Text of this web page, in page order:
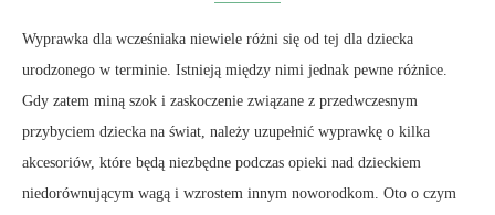
Wyprawka dla wcześniaka niewiele różni się od tej dla dziecka
urodzonego w terminie. Istnieją między nimi jednak pewne różnice.
Gdy zatem miną szok i zaskoczenie związane z przedwczesnym
przybyciem dziecka na świat, należy uzupełnić wyprawkę o kilka
akcesoriów, które będą niezbędne podczas opieki nad dzieckiem
niedorównującym wagą i wzrostem innym noworodkom. Oto o czym